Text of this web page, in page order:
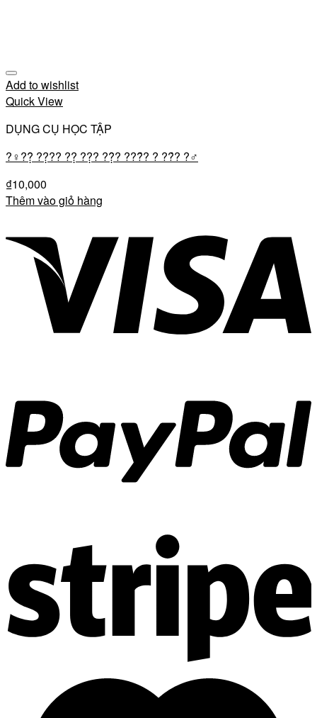
Add to wishlist
Quick View
DỤNG CỤ HỌC TẬP
?‍♀️??̣̂ ??̣?? ??̣ ??̣? ??̣̂? ???̂́? ? ??́? ?‍♂️
₫10,000
Thêm vào giỏ hàng